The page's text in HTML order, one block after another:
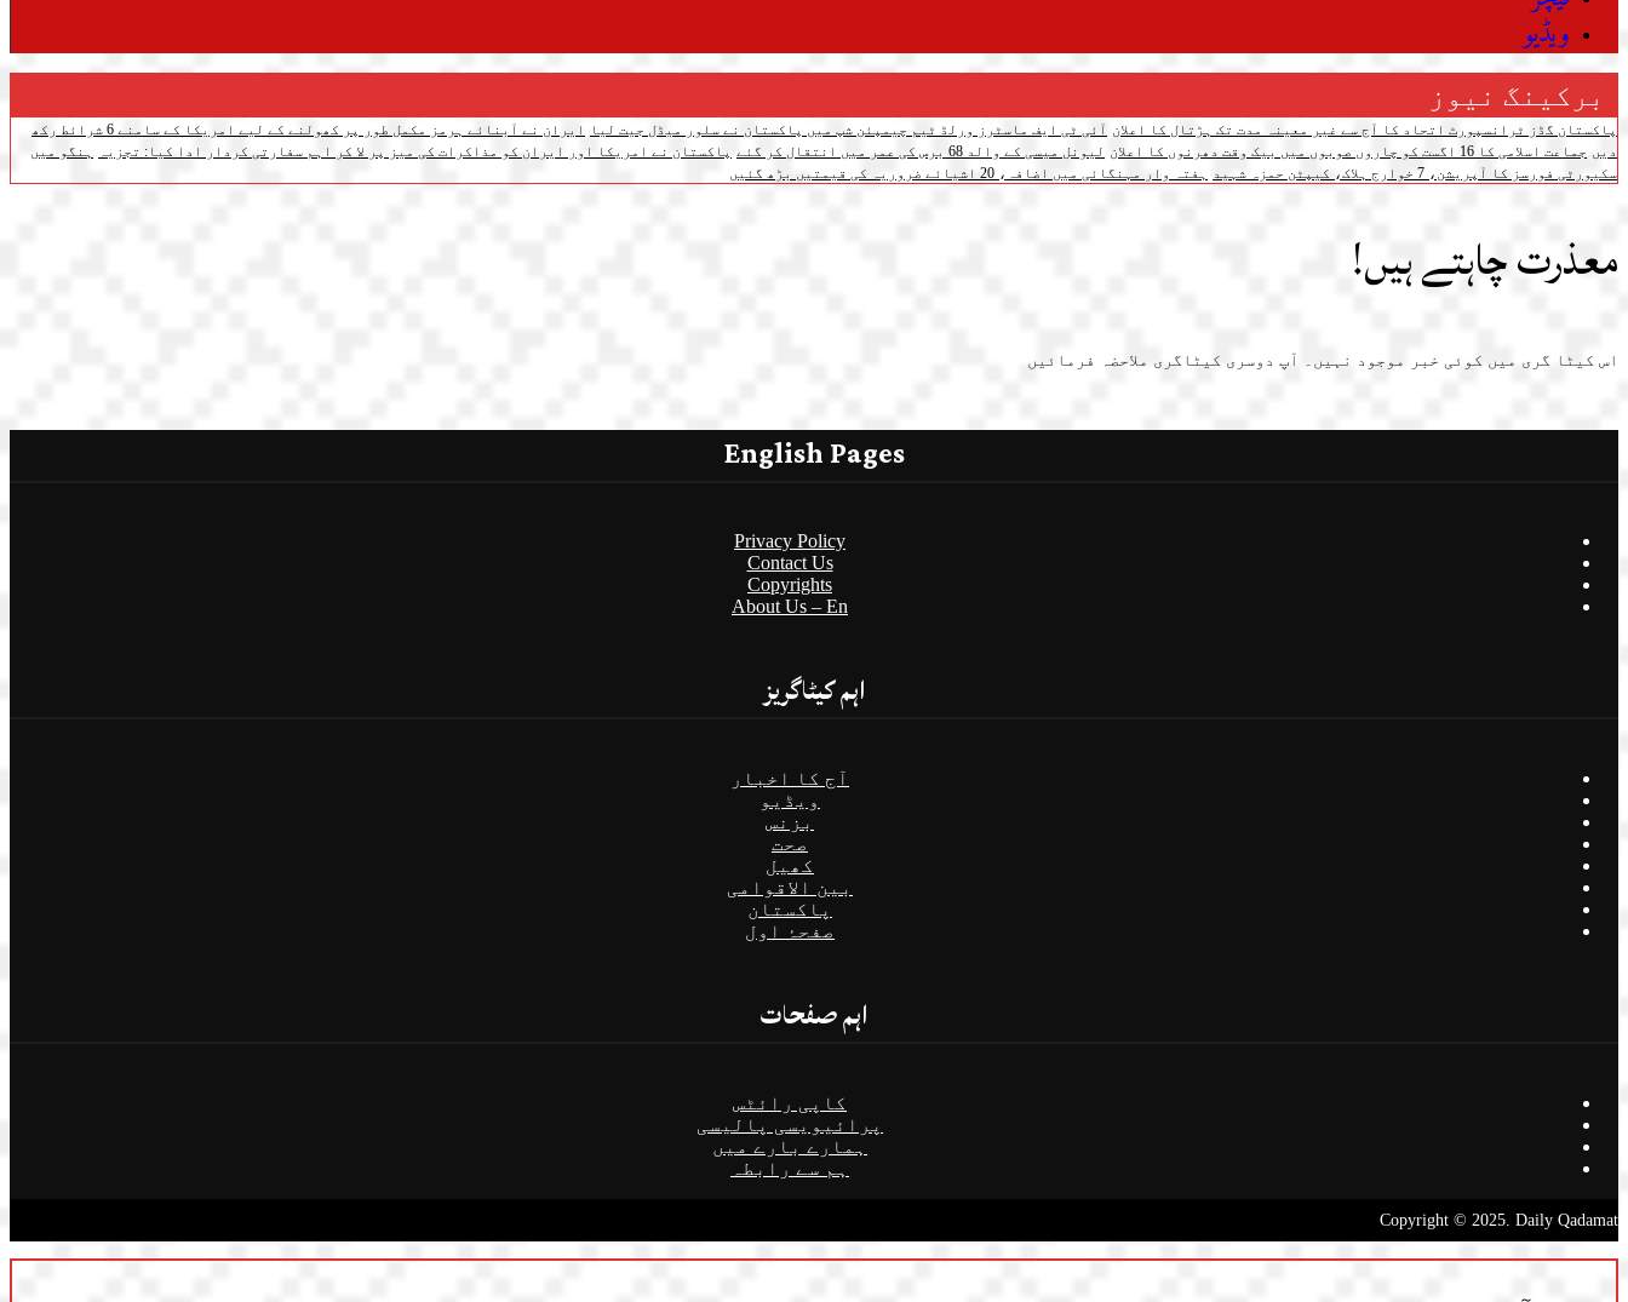
ویڈیو
برکینگ نیوز
پاکستان گڈز ٹرانسپورٹ اتحاد کا آج سے غیر معینہ مدت تک ہڑتال کا اعلان آئی ٹی ایف ماسٹرز ورلڈ ٹیم چیمپئن شپ میں پاکستان نے سلور میڈل جیت لیا
ایران نے آبنائے ہرمز مکمل طور پر کھولنے کے لیے امریکا کے سامنے 6 شرائط رکھ
دیں جماعت اسلامی کا 16 اگست کو چاروں صوبوں میں بیک وقت دھرنوں کا اعلان لیونل میسی کے والد 68 برس کی عمر میں انتقال کر گئے پاکستان نے امریکا اور ایران کو مذاکرات کی میز پر لا کر اہم سفارتی کردار ادا کیا: تجزیہ
ہنگو میں
سکیورٹی فورسز کا آپریشن، 7 خوارج ہلاک، کیپٹن حمزہ شہید
ہفتہ وار مہنگائی میں اضافہ، 20 اشیائے ضروریہ کی قیمتیں بڑھ گئیں
معذرت چاہتے ہیں!
اس کیٹا گری میں کوئی خبر موجود نہیں۔ آپ دوسری کیٹاگری ملاحضہ فرمائیں
English Pages
Privacy Policy
Contact Us
Copyrights
About Us – En
اہم کیٹاگریز
آج کا اخبار
ویڈیو
بزنس
صحت
کھیل
بین الاقوامی
پاکستان
صفحۂ اول
اہم صفحات
کاپی رائٹس
پرائیویسی پالیسی
ہمارے بارے میں
ہم سے رابطہ
Copyright © 2025. Daily Qadamat